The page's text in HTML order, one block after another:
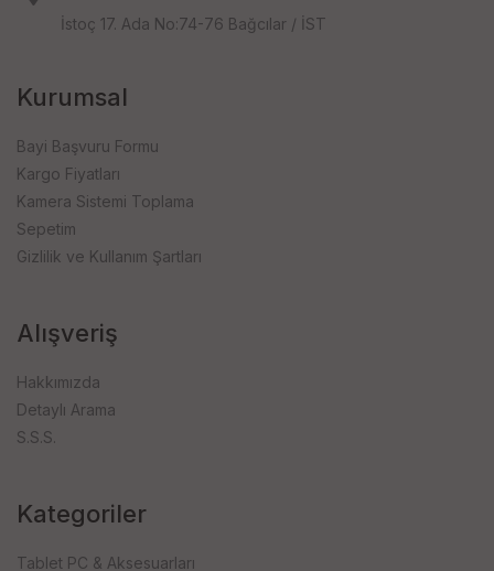
İstoç 17. Ada No:74-76 Bağcılar / İST
Kurumsal
Bayi Başvuru Formu
Kargo Fiyatları
Kamera Sistemi Toplama
Sepetim
Gizlilik ve Kullanım Şartları
Alışveriş
Hakkımızda
Detaylı Arama
S.S.S.
Kategoriler
Tablet PC & Aksesuarları